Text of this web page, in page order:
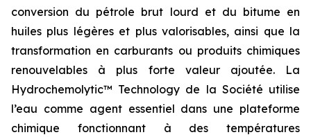
conversion du pétrole brut lourd et du bitume en
huiles plus légères et plus valorisables, ainsi que la
transformation en carburants ou produits chimiques
renouvelables à plus forte valeur ajoutée. La
Hydrochemolytic™ Technology de la Société utilise
l’eau comme agent essentiel dans une plateforme
chimique fonctionnant à des températures